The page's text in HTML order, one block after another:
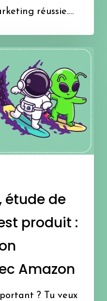
réussie.…
étude de
produit :
Amazon
? Tu veux